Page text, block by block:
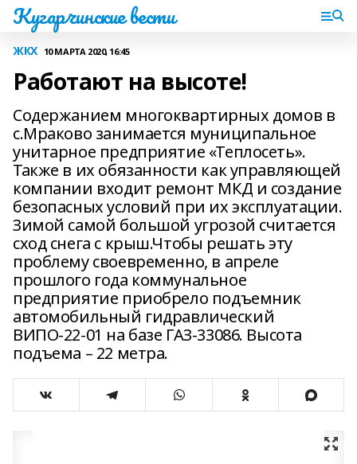
Кугарчинские вести
ЖКХ 10 МАРТА 2020, 16:45
Работают на высоте!
Содержанием многоквартирных домов в
с.Мраково занимается муниципальное
унитарное предприятие «Теплосеть».
Также в их обязанности как управляющей
компании входит ремонт МКД и создание
безопасных условий при их эксплуатации.
Зимой самой большой угрозой считается
сход снега с крыш.Чтобы решать эту
проблему своевременно, в апреле
прошлого года коммунальное
предприятие приобрело подъемник
автомобильный гидравлический
ВИПО-22-01 на базе ГАЗ-33086. Высота
подъема – 22 метра.